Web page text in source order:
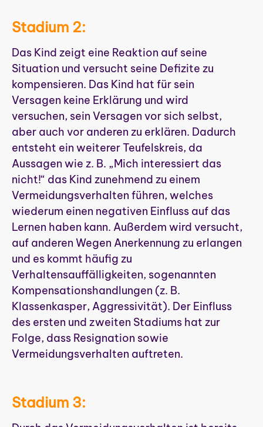
Stadium 2:
Das Kind zeigt eine Reaktion auf seine
Situation und versucht seine Defizite zu
kompensieren. Das Kind hat für sein
Versagen keine Erklärung und wird
versuchen, sein Versagen vor sich selbst,
aber auch vor anderen zu erklären. Dadurch
entsteht ein weiterer Teufelskreis, da
Aussagen wie z. B. „Mich interessiert das
nicht!“ das Kind zunehmend zu einem
Vermeidungsverhalten führen, welches
wiederum einen negativen Einfluss auf das
Lernen haben kann. Außerdem wird versucht,
auf anderen Wegen Anerkennung zu erlangen
und es kommt häufig zu
Verhaltensauffälligkeiten, sogenannten
Kompensationshandlungen (z. B.
Klassenkasper, Aggressivität). Der Einfluss
des ersten und zweiten Stadiums hat zur
Folge, dass Resignation sowie
Vermeidungsverhalten auftreten.
Stadium 3: